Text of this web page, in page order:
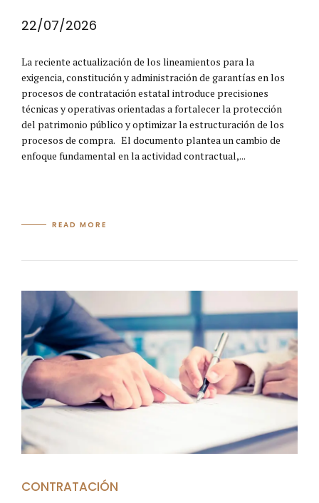
22/07/2026
La reciente actualización de los lineamientos para la
exigencia, constitución y administración de garantías en los
procesos de contratación estatal introduce precisiones
técnicas y operativas orientadas a fortalecer la protección
del patrimonio público y optimizar la estructuración de los
procesos de compra. El documento plantea un cambio de
enfoque fundamental en la actividad contractual,...
READ MORE
CONTRATACIÓN